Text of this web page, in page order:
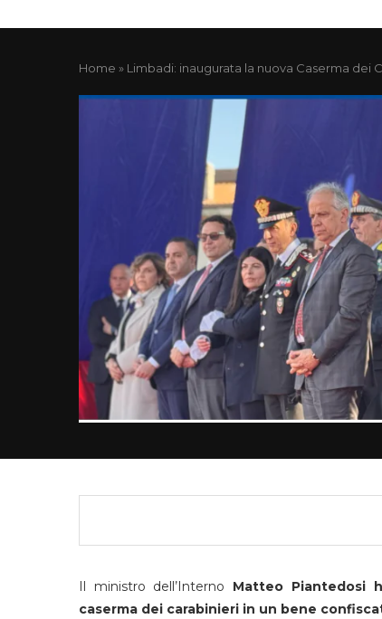
Home » Limbadi: inaugurata la nuova Caserma dei
Il ministro dell’Interno Matteo Piantedosi
caserma dei carabinieri in un bene